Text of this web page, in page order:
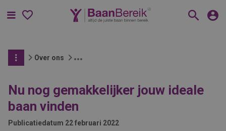
Menu
Over ons
Nu nog gemakkelijker jouw ideale
baan vinden
Publicatiedatum 22 februari 2022